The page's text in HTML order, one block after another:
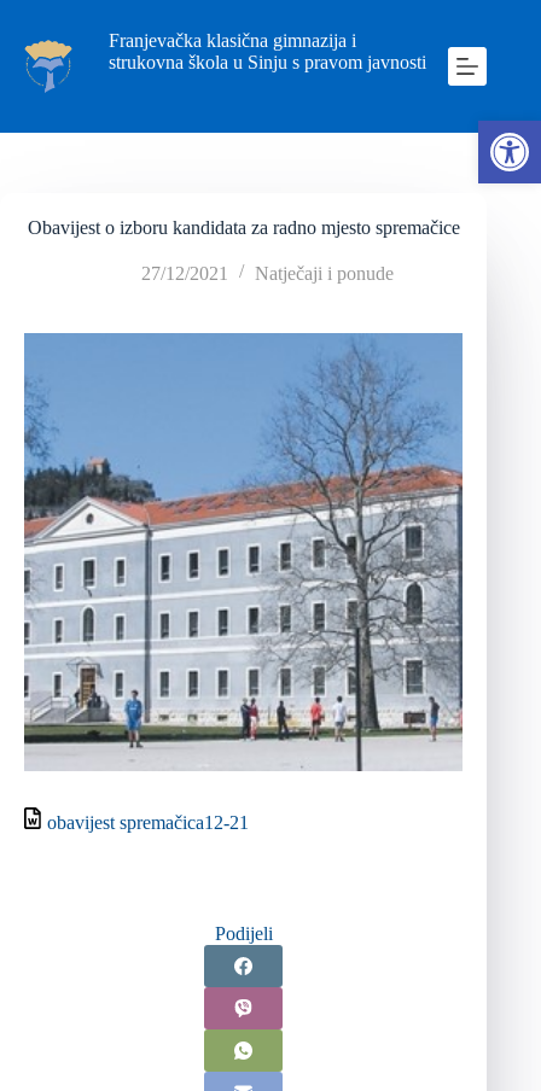
Franjevačka klasična gimnazija i
strukovna škola u Sinju s pravom javnosti
Obavijest o izboru kandidata za radno mjesto spremačice
27/12/2021 Natječaji i ponude
obavijest spremačica12-21
Podijeli